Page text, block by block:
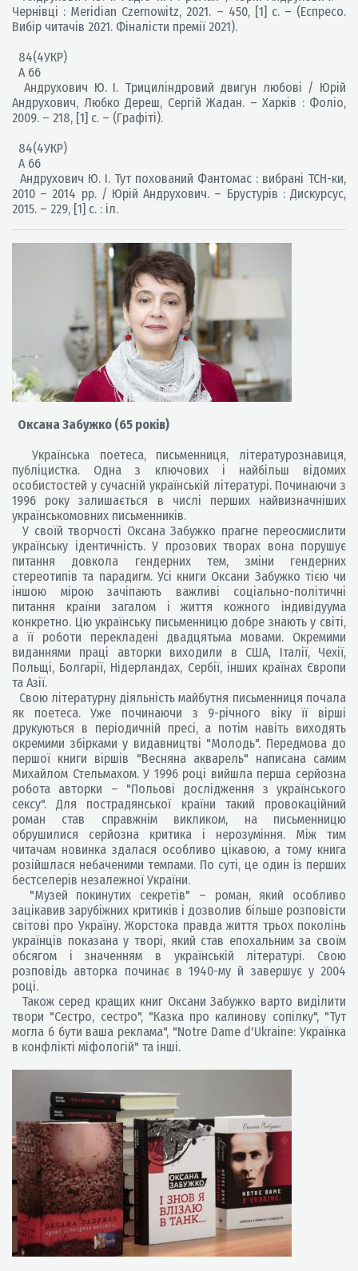
Чернівці : Meridian Czernowitz, 2021. – 450, [1] c. – (Еспресо.
Вибір читачів 2021. Фіналісти премії 2021).
84(4УКР)
А 66
Андрухович Ю. І. Трициліндровий двигун любові / Юрій
Андрухович, Любко Дереш, Сергій Жадан. – Харків : Фоліо,
2009. – 218, [1] с. – (Графіті).
84(4УКР)
А 66
Андрухович Ю. І. Тут похований Фантомас : вибрані ТСН-ки,
2010 – 2014 рр. / Юрій Андрухович. – Брустурів : Дискурсус,
2015. – 229, [1] с. : іл.
Оксана Забужко (65 років)
Українська поетеса, письменниця, літературознавиця,
публіцистка. Одна з ключових і найбільш відомих
особистостей у сучасній українській літературі. Починаючи з
1996 року залишається в числі перших найвизначніших
українськомовних письменників.
У своїй творчості Оксана Забужко прагне переосмислити
українську ідентичність. У прозових творах вона порушує
питання довкола гендерних тем, зміни гендерних
стереотипів та парадигм. Усі книги Оксани Забужко тією чи
іншою мірою зачіпають важливі соціально-політичні
питання країни загалом і життя кожного індивідуума
конкретно. Цю українську письменницю добре знають у світі,
а її роботи перекладені двадцятьма мовами. Окремими
виданнями праці авторки виходили в США, Італії, Чехії,
Польщі, Болгарії, Нідерландах, Сербії, інших країнах Європи
та Азії.
Свою літературну діяльність майбутня письменниця почала
як поетеса. Уже починаючи з 9-річного віку її вірші
друкуються в періодичній пресі, а потім навіть виходять
окремими збірками у видавництві "Молодь". Передмова до
першої книги віршів "Весняна акварель" написана самим
Михайлом Стельмахом. У 1996 році вийшла перша серйозна
робота авторки – "Польові дослідження з українського
сексу". Для пострадянської країни такий провокаційний
роман став справжнім викликом, на письменницю
обрушилися серйозна критика і нерозуміння. Між тим
читачам новинка здалася особливо цікавою, а тому книга
розійшлася небаченими темпами. По суті, це один із перших
бестселерів незалежної України.
"Музей покинутих секретів" – роман, який особливо
зацікавив зарубіжних критиків і дозволив більше розповісти
світові про Україну. Жорстока правда життя трьох поколінь
українців показана у творі, який став епохальним за своїм
обсягом і значенням в українській літературі. Свою
розповідь авторка починає в 1940-му й завершує у 2004
році.
Також серед кращих книг Оксани Забужко варто виділити
твори "Сестро, сестро", "Казка про калинову сопілку", "Тут
могла б бути ваша реклама", "Notre Dame d'Ukraine: Українка
в конфлікті міфологій" та інші.